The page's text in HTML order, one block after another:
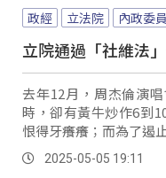
政經 立法院 內政委
立院通過「社維法
去年12月，周杰倫演
時，卻有黃牛炒作6到
恨得牙癢癢；而為了遏
續審理社維法修正案，
買運輸、遊樂票券轉售
2025-05-05 19:11